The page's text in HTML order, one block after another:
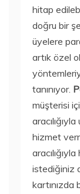
hitap
doğru bir
üyelere
artık özel
tanınıyor.
müşterisi
hizmet
istediğiniz
kartınızda